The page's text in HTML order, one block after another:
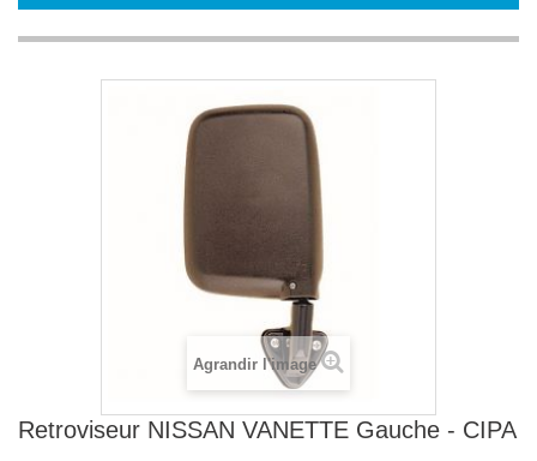
Agrandir l'image
Retroviseur NISSAN VANETTE Gauche - CIPA